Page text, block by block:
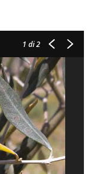
1 di 2